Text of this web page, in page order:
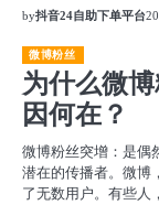
by抖音24自助下单平台
微博粉丝
为什么微
因何在？
微博粉丝突增：是偶
潜在的传播者。微博
了无数用户。有些人